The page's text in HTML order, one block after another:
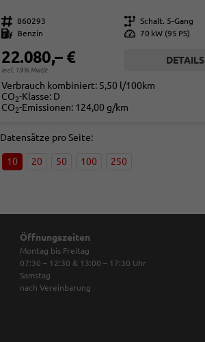
Fahrzeugnr. 860293 Getriebe Schalt. 5-Gang
Kraftstoff
Benzin Leistung 70 kW (95 PS)
22.080,– €
incl. 19% MwSt.
DETAILS
Verbrauch kombiniert: 5,50 l/100km
CO2-Klasse: D
CO2-Emissionen: 124,00 g/km
Datensätze pro Seite:
10 20 50 100 250
Öffnungszeiten
Montag bis Freitag
07:30 – 12:30 & 13:00 – 17:30 Uhr
Samstag
nach Vereinbarung